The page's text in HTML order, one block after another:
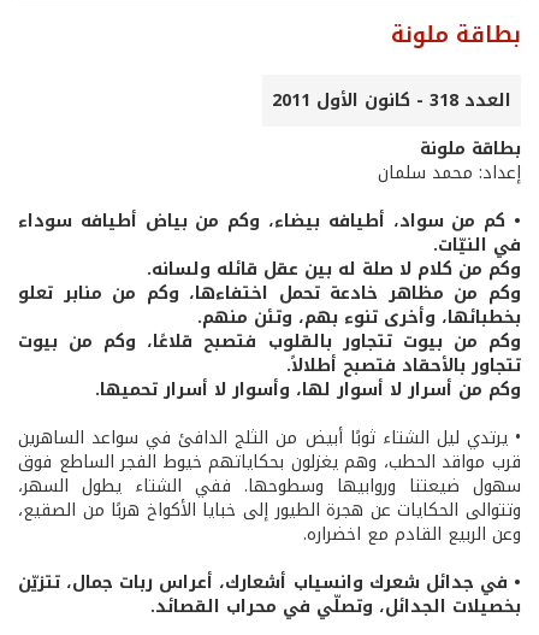
بطاقة ملونة
العدد 318 - كانون الأول 2011
بطاقة ملونة
إعداد: محمد سلمان
• كم من سواد، أطيافه بيضاء، وكم من بياض أطيافه سوداء
في النيّات.
وكم من كلام لا صلة له بين عقل قائله ولسانه.
وكم من مظاهر خادعة تحمل اختفاءها، وكم من منابر تعلو
بخطبائها، وأخرى تنوء بهم، وتئن منهم.
وكم من بيوت تتجاور بالقلوب فتصبح قلاعًا، وكم من بيوت
تتجاور بالأحقاد فتصبح أطلالاً.
وكم من أسرار لا أسوار لها، وأسوار لا أسرار تحميها.
• يرتدي ليل الشتاء ثوبًا أبيض من الثلج الدافئ في سواعد الساهرين
قرب مواقد الحطب، وهم يغزلون بحكاياتهم خيوط الفجر الساطع فوق
سهول ضيعتنا وروابيها وسطوحها. ففي الشتاء يطول السهر،
وتتوالى الحكايات عن هجرة الطيور إلى خبايا الأكواخ هربًا من الصقيع،
وعن الربيع القادم مع اخضراره.
• في جدائل شعرك وانسياب أشعارك، أعراس ربات جمال، تتزيّن
بخصيلات الجدائل، وتصلّي في محراب القصائد.